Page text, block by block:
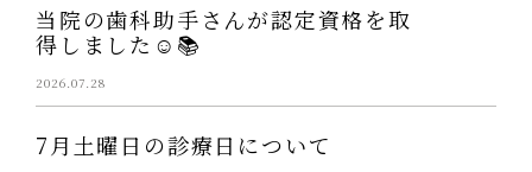
当院の歯科助手さんが認定資格を取
得しました☺️📚
2026.07.28
7月土曜日の診療日について